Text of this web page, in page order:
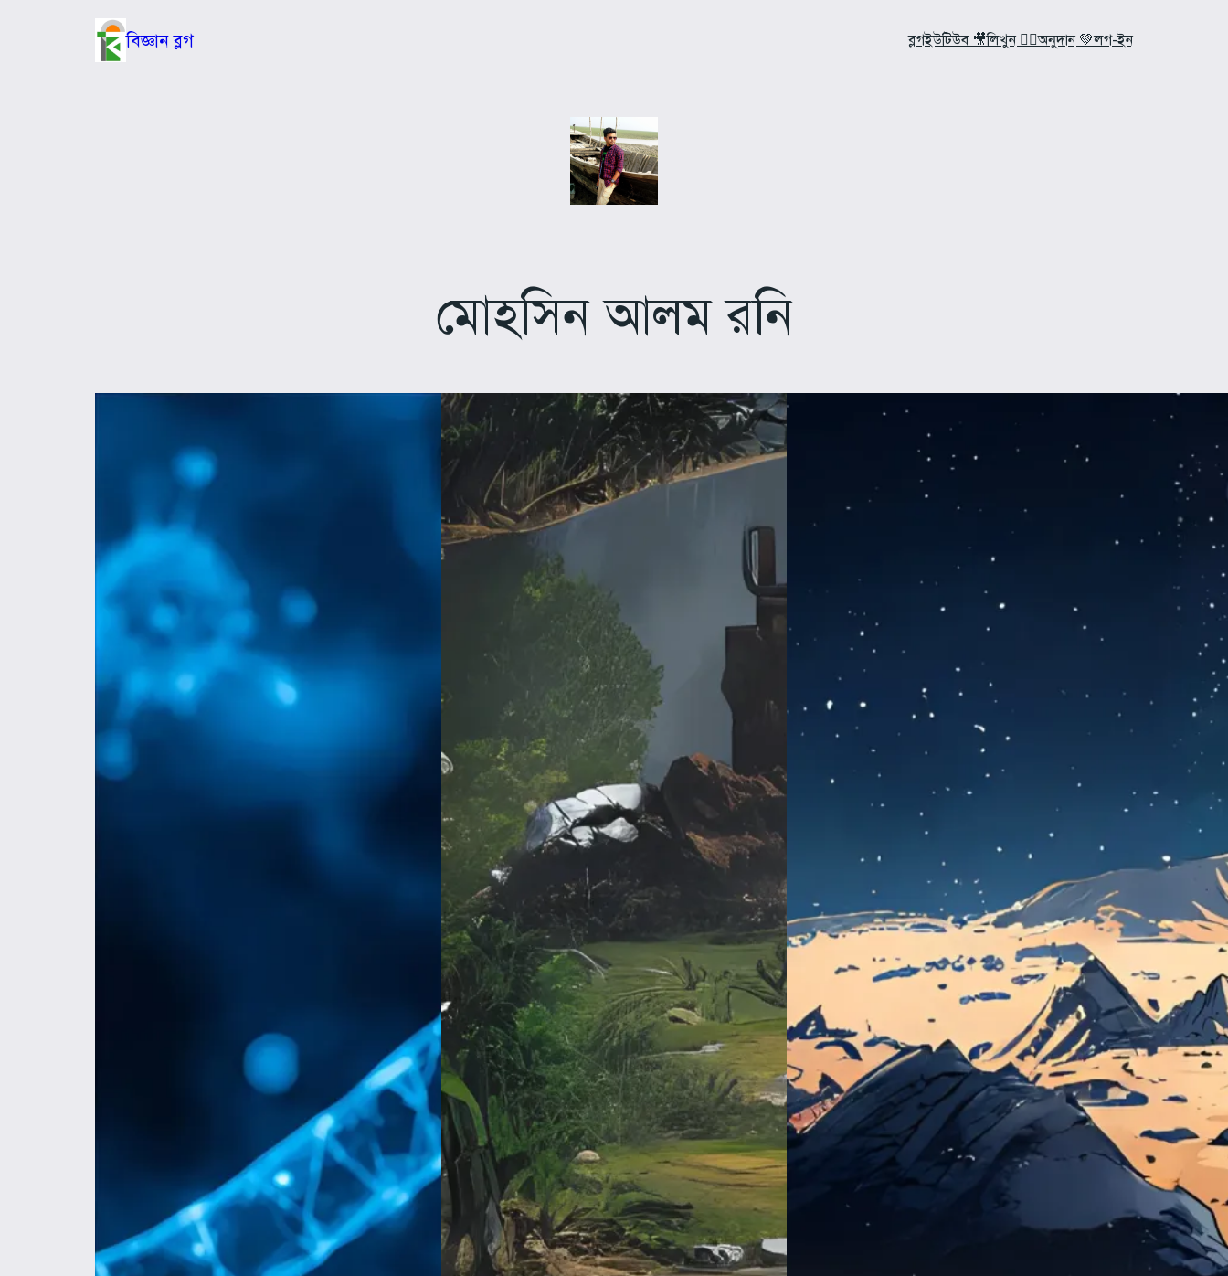
বিজ্ঞান ব্লগ ব্লগইউটিউব 🎥লিখুন ✍🏼অনুদান 💚লগ-ইন
মোহসিন আলম রনি